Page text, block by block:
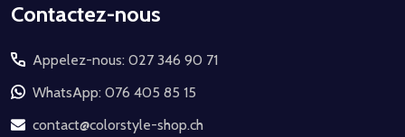
Début
pied
de
page
Contactez-nous
Appelez-nous: 027 346 90 71
WhatsApp: 076 405 85 15
contact@colorstyle-shop.ch